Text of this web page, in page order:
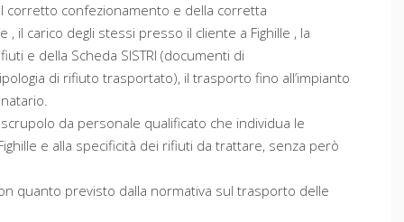
corretto confezionamento e della corretta
il carico degli stessi presso il cliente a Fighille , la
e della Scheda SISTRI (documenti di
di rifiuto trasportato), il trasporto fino all’impianto
da personale qualificato che individua le
e alla specificità dei rifiuti da trattare, senza però
quanto previsto dalla normativa sul trasporto delle